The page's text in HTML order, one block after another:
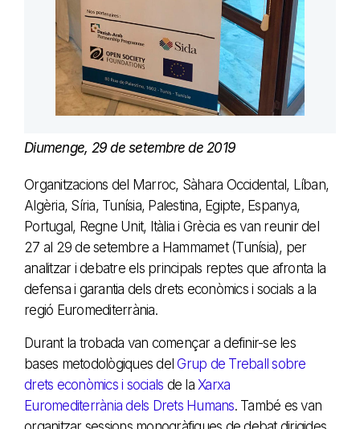
Diumenge, 29 de setembre de 2019
Organitzacions del Marroc, Sàhara Occidental, Líban,
Algèria, Síria, Tunísia, Palestina, Egipte, Espanya,
Portugal, Regne Unit, Itàlia i Grècia es van reunir del
27 al 29 de setembre a Hammamet (Tunísia), per
analitzar i debatre els principals reptes que afronta la
defensa i garantia dels drets econòmics i socials a la
regió Euromediterrània.
Durant la trobada van començar a definir-se les
bases metodològiques delGrup de Treball sobre
drets econòmics i socials de la Xarxa
Euromediterrània dels Drets Humans. També es van